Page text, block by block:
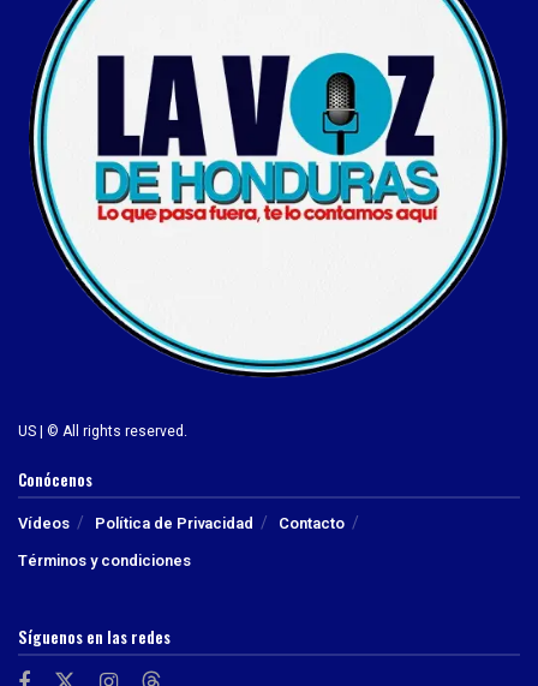
US | © All rights reserved.
Conócenos
Vídeos Política de Privacidad
Contacto
Términos y condiciones
Síguenos en las redes